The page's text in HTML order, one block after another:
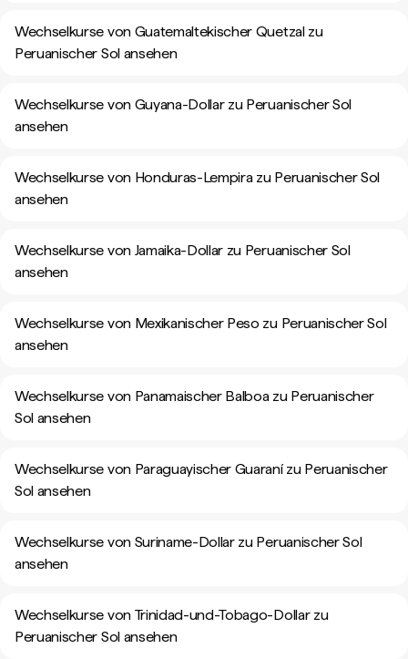
Wechselkurse von Guatemaltekischer Quetzal zu
Peruanischer Sol ansehen
Wechselkurse von Guyana-Dollar zu Peruanischer Sol
ansehen
Wechselkurse von Honduras-Lempira zu Peruanischer Sol
ansehen
Wechselkurse von Jamaika-Dollar zu Peruanischer Sol
ansehen
Wechselkurse von Mexikanischer Peso zu Peruanischer Sol
ansehen
Wechselkurse von Panamaischer Balboa zu Peruanischer
Sol ansehen
Wechselkurse von Paraguayischer Guaraní zu Peruanischer
Sol ansehen
Wechselkurse von Suriname-Dollar zu Peruanischer Sol
ansehen
Wechselkurse von Trinidad-und-Tobago-Dollar zu
Peruanischer Sol ansehen